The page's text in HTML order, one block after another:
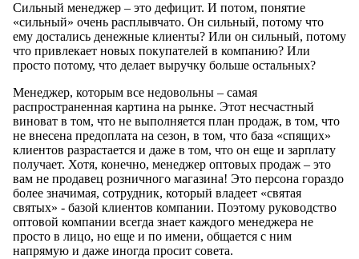
Сильный менеджер – это дефицит. И потом, понятие
«сильный» очень расплывчато. Он сильный, потому что
ему достались денежные клиенты? Или он сильный, потому
что привлекает новых покупателей в компанию? Или
просто потому, что делает выручку больше остальных?
Менеджер, которым все недовольны – самая
распространенная картина на рынке. Этот несчастный
виноват в том, что не выполняется план продаж, в том, что
не внесена предоплата на сезон, в том, что база «спящих»
клиентов разрастается и даже в том, что он еще и зарплату
получает. Хотя, конечно, менеджер оптовых продаж – это
вам не продавец розничного магазина! Это персона гораздо
более значимая, сотрудник, который владеет «святая
святых» - базой клиентов компании. Поэтому руководство
оптовой компании всегда знает каждого менеджера не
просто в лицо, но еще и по имени, общается с ним
напрямую и даже иногда просит совета.